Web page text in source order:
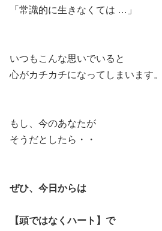
「常識的に生きなくては …」
いつもこんな思いでいると
心がカチカチになってしまいます。
もし、今のあなたが
そうだとしたら・・
ぜひ、今日からは
【頭ではなくハート】で